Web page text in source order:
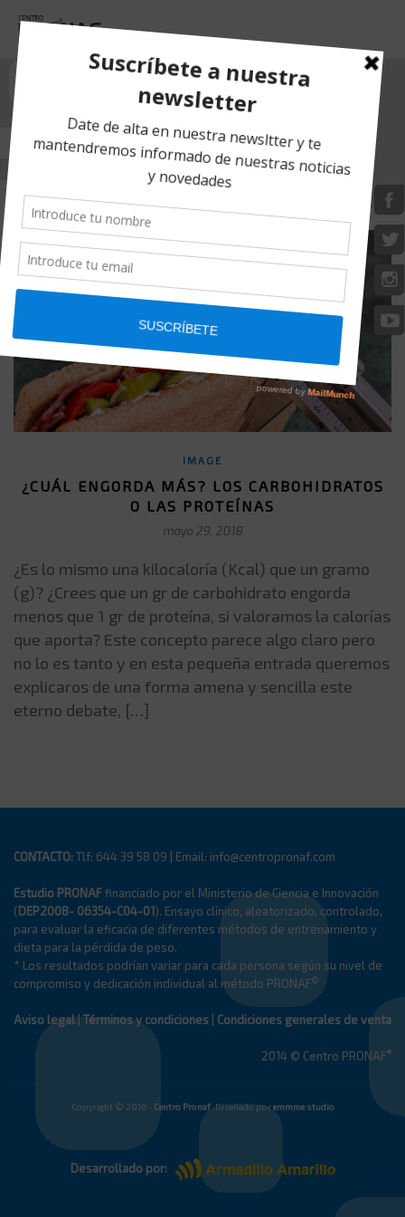
CALORÍAS
HOME / POSTS TAGGED “CALORÍAS”
IMAGE
¿CUÁL ENGORDA MÁS? LOS CARBOHIDRATOS
O LAS PROTEÍNAS
mayo 29, 2018
¿Es lo mismo una kilocaloría (Kcal) que un gramo
(g)? ¿Crees que un gr de carbohidrato engorda
menos que 1 gr de proteína, si valoramos la calorías
que aporta? Este concepto parece algo claro pero
no lo es tanto y en esta pequeña entrada queremos
explicaros de una forma amena y sencilla este
eterno debate, […]
CONTACTO:Tlf: 644 39 58 09 | Email: info@centropronaf.com
Estudio PRONAFfinanciado por el Ministerio de Ciencia e Innovación
(DEP2008- 06354-C04-01). Ensayo clínico, aleatorizado, controlado,
para evaluar la eficacia de diferentes métodos de entrenamiento y
dieta para la pérdida de peso.
* Los resultados podrían variar para cada persona según su nivel de
compromiso y dedicación individual al método PRONAF©
Aviso legal Términos y condiciones Condiciones generales de venta
2014 © Centro PRONAF®
Copyright © 2016 - Centro Pronaf. Diseñado poremmme studio
Desarrollado por: